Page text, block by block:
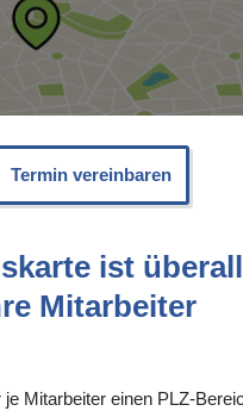
Termin vereinbaren
ist überall
Mitarbeiter
Mitarbeiter einen PLZ-